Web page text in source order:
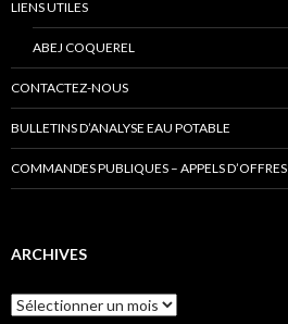
LIENS UTILES
ABEJ COQUEREL
CONTACTEZ-NOUS
BULLETINS D’ANALYSE EAU POTABLE
COMMANDES PUBLIQUES – APPELS D’OFFRES
ARCHIVES
Archives